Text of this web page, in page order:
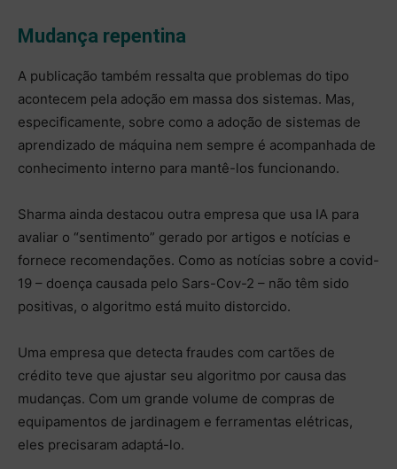
Mudança repentina
A publicação também ressalta que problemas do tipo
acontecem pela adoção em massa dos sistemas. Mas,
especificamente, sobre como a adoção de sistemas de
aprendizado de máquina nem sempre é acompanhada de
conhecimento interno para mantê-los funcionando.
Sharma ainda destacou outra empresa que usa IA para
avaliar o “sentimento” gerado por artigos e notícias e
fornece recomendações. Como as notícias sobre a covid-
19 – doença causada pelo Sars-Cov-2 – não têm sido
positivas, o algoritmo está muito distorcido.
Uma empresa que detecta fraudes com cartões de
crédito teve que ajustar seu algoritmo por causa das
mudanças. Com um grande volume de compras de
equipamentos de jardinagem e ferramentas elétricas,
eles precisaram adaptá-lo.